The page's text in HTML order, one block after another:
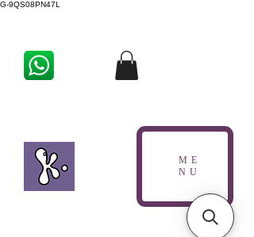
G-9QS08PN47L
ME
NU